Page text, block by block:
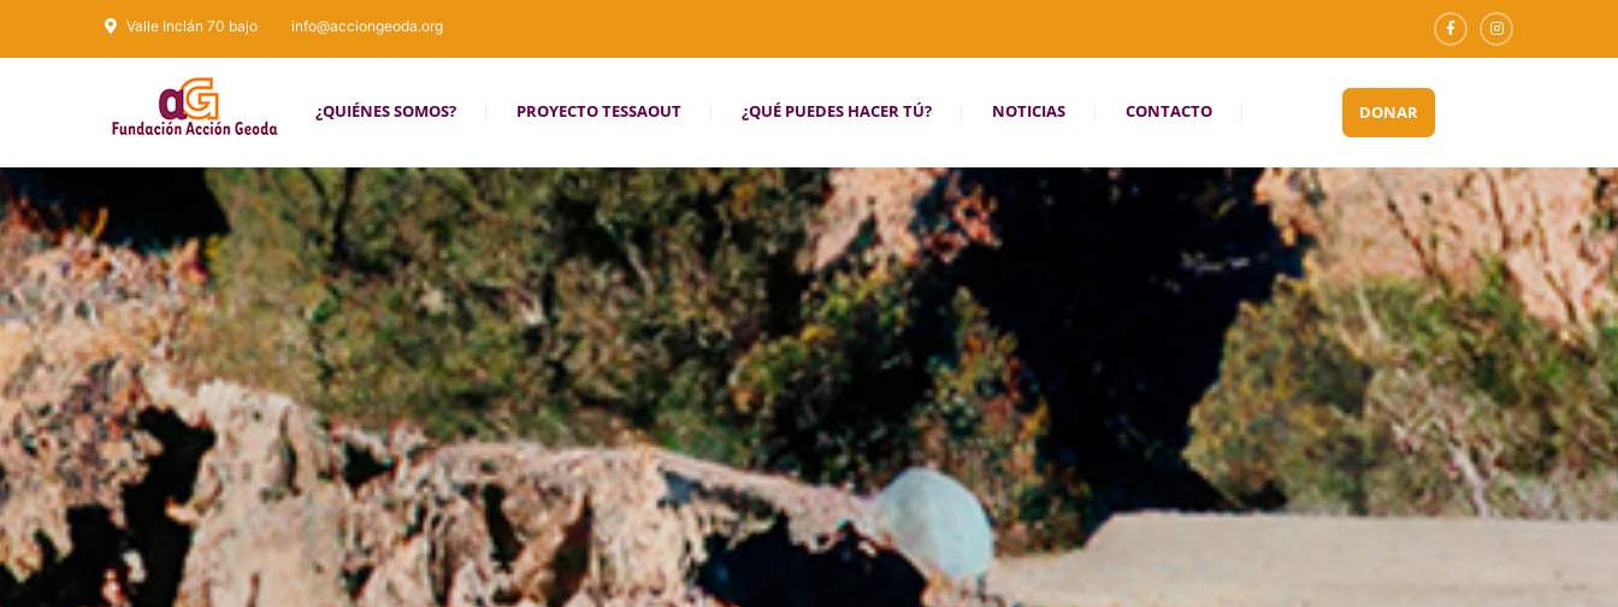
Valle Inclán 70 bajo info@acciongeoda.org
¿QUIÉNES SOMOS? PROYECTO TESSAOUT ¿QUÉ PUEDES HACER TÚ? NOTICIAS CONTACTO DONAR